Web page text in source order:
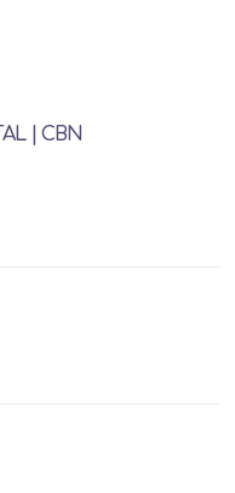
| CBN